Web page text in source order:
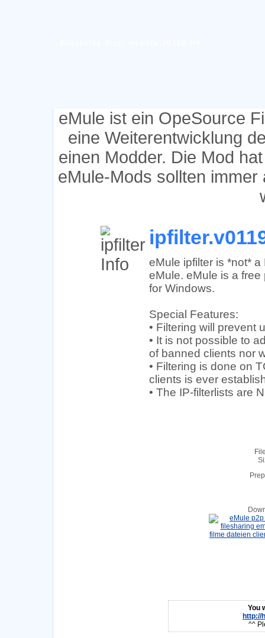
eMule ist ein OpeSource
eine Weiterentwicklung
einen Modder. Die Mod
eMule-Mods sollten
eMule ipfilter is *not*
eMule. eMule is a
for Windows.
Special Features:
• Filtering will prevent
• It is not possible to
of banned clients nor
• Filtering is done on
clients is ever
• The IP-filterlists are
You
http://
^^